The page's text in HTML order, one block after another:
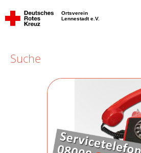
Ortsverein
Lennestadt e.V.
Suche